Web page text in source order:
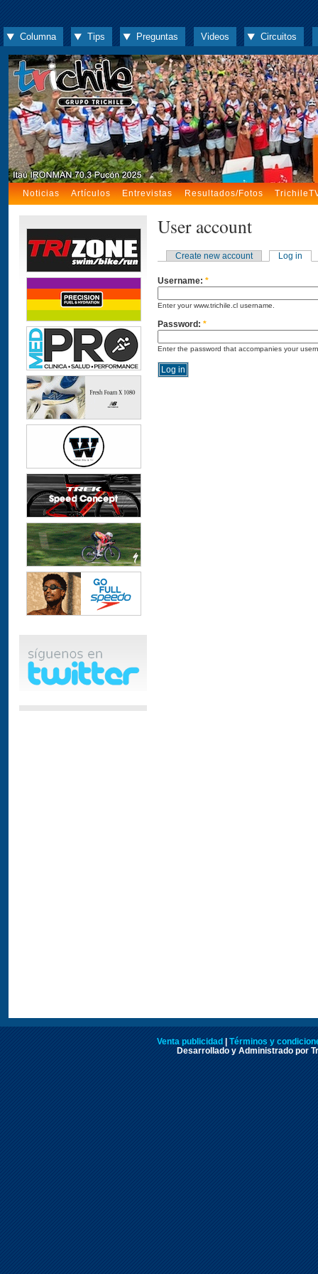
Columna Tips Preguntas Videos Circuitos
Noticias Artículos Entrevistas Resultados/Fotos
User account
Create new account Log in
Username: *
Enter your www.trichile.cl username.
Password: *
Enter the password that accompanies your
Venta publicidad
Términos y
Desarrollado y Administrado por